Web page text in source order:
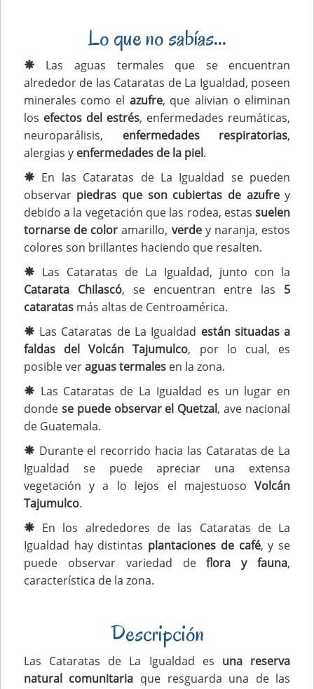
Lo que no sabías...
Las aguas termales que se encuentran
alrededor de las Cataratas de La Igualdad, poseen
minerales como el azufre, que alivian o eliminan
los efectos del estrés, enfermedades reumáticas,
neuroparálisis, enfermedades respiratorias,
alergias y enfermedades de la piel.
En las Cataratas de La Igualdad se pueden
observar piedras que son cubiertas de azufrey
debido a la vegetación que las rodea, estassuelen
tornarse de color amarillo, verdey naranja, estos
colores son brillantes haciendo que resalten.
Las Cataratas de La Igualdad, junto con la
Catarata Chilascó, se encuentran entre las 5
cataratasmás altas de Centroamérica.
Las Cataratas de La Igualdad están situadas a
faldas del Volcán Tajumulco, por lo cual, es
posible veraguas termalesen la zona.
Las Cataratas de La Igualdad es un lugar en
donde se puede observar el Quetzal, ave nacional
de Guatemala.
Durante el recorrido hacia las Cataratas de La
Igualdad se puede apreciar una extensa
vegetación y a lo lejos el majestuosoVolcán
Tajumulco.
En los alrededores de las Cataratas de La
Igualdad hay distintas plantaciones de café, y se
puede observar variedad deflora y fauna,
característica de la zona.
Descripción
Las Cataratas de La Igualdad es una reserva
natural comunitaria que resguarda una de las